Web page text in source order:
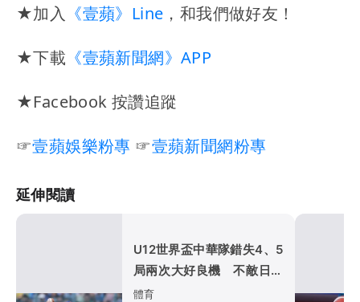
★加入 《壹蘋》Line ，和我們做好友！
★下載 《壹蘋新聞網》APP
★Facebook 按讚追蹤
☞壹蘋娛樂粉專 ☞壹蘋新聞網粉專
延伸閱讀
U12世界盃中華隊錯失4、5
局兩次大好良機 不敵日本
吞下首敗
體育